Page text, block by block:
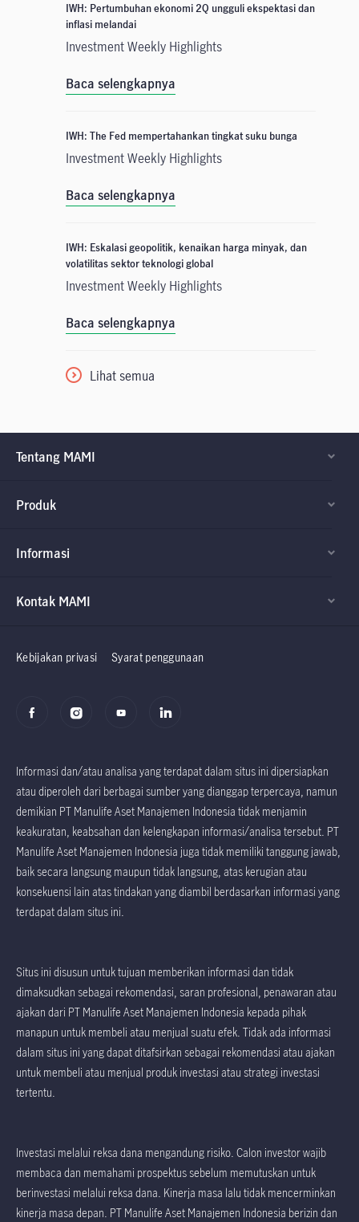
IWH: Pertumbuhan ekonomi 2Q ungguli ekspektasi dan
inflasi melandai
Investment Weekly Highlights
Baca selengkapnya
IWH: The Fed mempertahankan tingkat suku bunga
Investment Weekly Highlights
Baca selengkapnya
IWH: Eskalasi geopolitik, kenaikan harga minyak, dan
volatilitas sektor teknologi global
Investment Weekly Highlights
Baca selengkapnya
Lihat semua
Tentang MAMI
Produk
Informasi
Factsheet dan
Kontak MAMI
Kebijakan privasi Syarat penggunaan
Informasi dan/atau analisa yang terdapat dalam situs ini dipersiapkan
atau diperoleh dari berbagai sumber yang dianggap terpercaya, namun
demikian PT Manulife Aset Manajemen Indonesia tidak menjamin
keakuratan, keabsahan dan kelengkapan informasi/analisa tersebut. PT
Manulife Aset Manajemen Indonesia juga tidak memiliki tanggung jawab,
baik secara langsung maupun tidak langsung, atas kerugian atau
konsekuensi lain atas tindakan yang diambil berdasarkan informasi yang
terdapat dalam situs ini.
Situs ini disusun untuk tujuan memberikan informasi dan tidak
dimaksudkan sebagai rekomendasi, saran profesional, penawaran atau
ajakan dari PT Manulife Aset Manajemen Indonesia kepada pihak
manapun untuk membeli atau menjual suatu efek. Tidak ada informasi
dalam situs ini yang dapat ditafsirkan sebagai rekomendasi atau ajakan
untuk membeli atau menjual produk investasi atau strategi investasi
tertentu.
Investasi melalui reksa dana mengandung risiko. Calon investor wajib
membaca dan memahami prospektus sebelum memutuskan untuk
berinvestasi melalui reksa dana. Kinerja masa lalu tidak mencerminkan
kinerja masa depan. PT Manulife Aset Manajemen Indonesia berizin dan